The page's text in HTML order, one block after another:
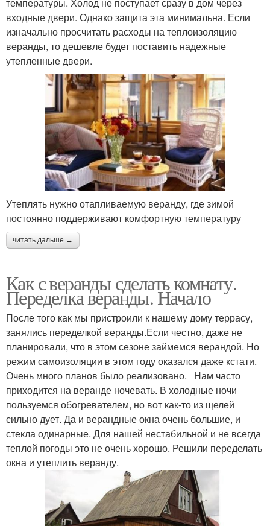
входные двери. Однако защита эта минимальна. Если
изначально просчитать расходы на теплоизоляцию
веранды, то дешевле будет поставить надежные
утепленные двери.
Утеплять нужно отапливаемую веранду, где зимой
постоянно поддерживают комфортную температуру
читать дальше →
Как с веранды сделать комнату.
Переделка веранды. Начало
После того как мы пристроили к нашему дому террасу,
занялись переделкой веранды.Если честно, даже не
планировали, что в этом сезоне займемся верандой. Но
режим самоизоляции в этом году оказался даже кстати.
Очень много планов было реализовано. Нам часто
приходится на веранде ночевать. В холодные ночи
пользуемся обогревателем, но вот как-то из щелей
сильно дует. Да и верандные окна очень большие, и
стекла одинарные. Для нашей нестабильной и не всегда
теплой погоды это не очень хорошо. Решили переделать
окна и утеплить веранду.